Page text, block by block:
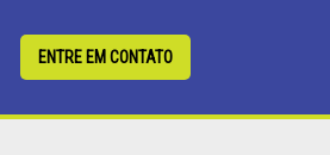
ENTRE EM CONTATO